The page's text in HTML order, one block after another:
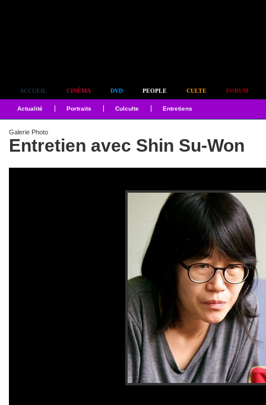
ACCUEIL CINÉMA DVD PEOPLE CULTE FORUM
Actualité Portraits Culculte Entretiens
Galerie Photo
Entretien avec Shin Su-Won